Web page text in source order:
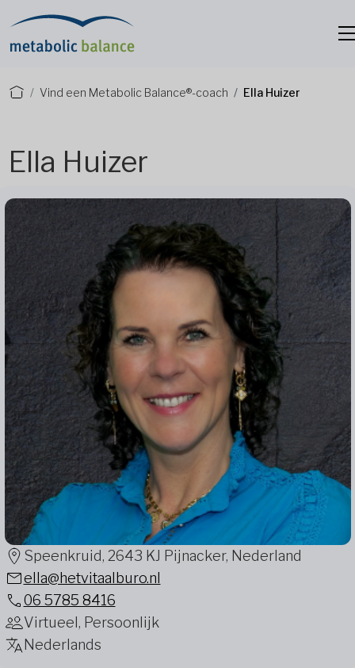
Vind een Metabolic Balance®-coach Ella Huizer
Ella Huizer
Speenkruid, 2643 KJ Pijnacker, Nederland
ella@hetvitaalburo.nl
06 5785 8416
Virtueel, Persoonlijk
Nederlands